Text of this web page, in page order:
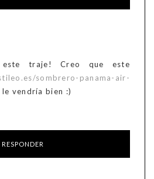
este traje! Creo que este
sombrero-panama-air-
le vendría bien :)
RESPONDER